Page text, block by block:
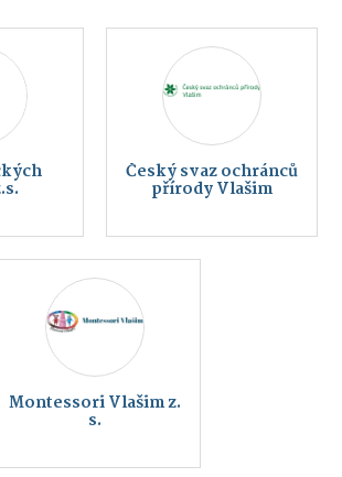
Český svaz ochránců
přírody Vlašim
Montessori Vlašim z.
s.